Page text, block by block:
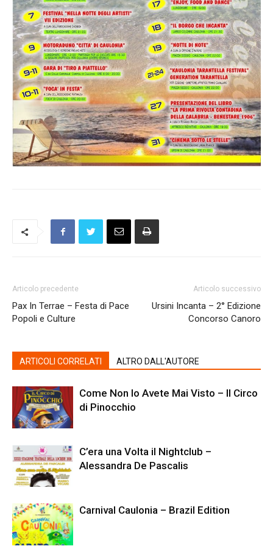
Articolo precedente
Pax In Terrae – Festa di Pace
Popoli e Culture
Articolo successivo
Ursini Incanta – 2° Edizione
Concorso Canoro
ARTICOLI CORRELATI ALTRO DALL'AUTORE
Come Non lo Avete Mai Visto – Il Circo
di Pinocchio
C’era una Volta il Nightclub –
Alessandra De Pascalis
Carnival Caulonia – Brazil Edition